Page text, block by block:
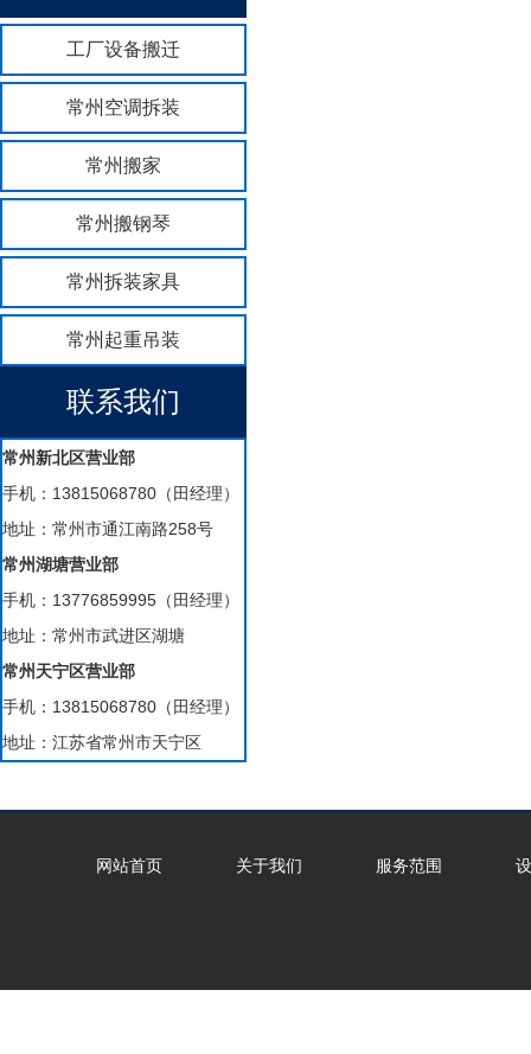
工厂设备搬迁
常州空调拆装
常州搬家
常州搬钢琴
常州拆装家具
常州起重吊装
联系我们
常州新北区营业部
手机：13815068780（田经理）
地址：常州市通江南路258号
常州湖塘营业部
手机：13776859995（田经理）
地址：常州市武进区湖塘
常州天宁区营业部
手机：13815068780（田经理）
地址：江苏省常州市天宁区
网站首页 关于我们 服务范围